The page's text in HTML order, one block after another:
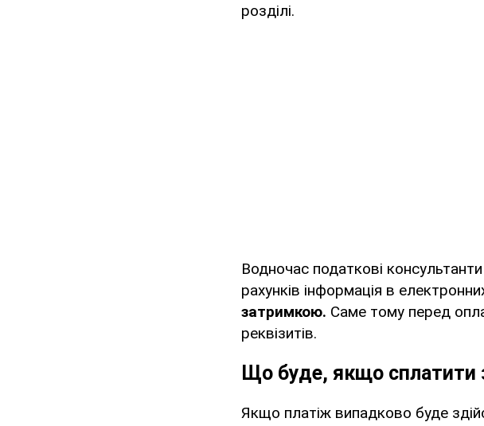
розділі.
Водночас податкові
рахунків інформація в
затримкою. Саме тому перед
реквізитів.
Що буде, якщо сплатити
Якщо платіж випадково буде